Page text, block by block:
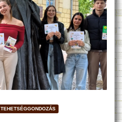
TEHETSÉGGONDOZÁS